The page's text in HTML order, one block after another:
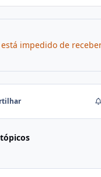
impedido de